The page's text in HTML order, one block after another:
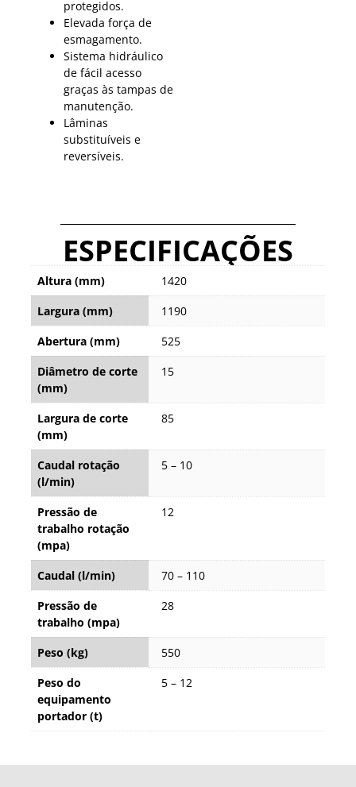
protegidos.
Elevada força de
esmagamento.
Sistema hidráulico
de fácil acesso
graças às tampas de
manutenção.
Lâminas
substituíveis e
reversíveis.
ESPECIFICAÇÕES
Altura (mm)
1420
Largura (mm)
1190
Abertura (mm)
525
Diâmetro de corte
(mm)
15
Largura de corte
(mm)
85
Caudal rotação
(l/min)
5 – 10
Pressão de
trabalho rotação
(mpa)
12
Caudal (l/min)
70 – 110
Pressão de
trabalho (mpa)
28
Peso (kg)
550
Peso do
equipamento
portador (t)
5 – 12